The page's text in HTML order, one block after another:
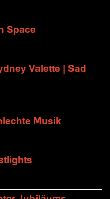
Space
Valette | Sad
Musik